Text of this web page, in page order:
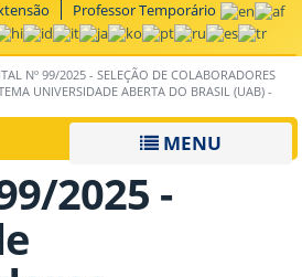
Professor Temporário
Nº 99/2025 - SELEÇÃO DE COLABORADORES
UNIVERSIDADE ABERTA DO BRASIL (UAB) -
MENU
2025 -